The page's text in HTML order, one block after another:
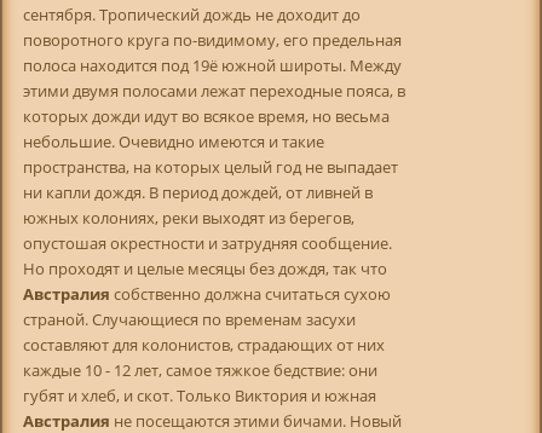
сентября. Тропический дождь не доходит до
поворотного круга по-видимому, его предельная
полоса находится под 19ё южной широты. Между
этими двумя полосами лежат переходные пояса, в
которых дожди идут во всякое время, но весьма
небольшие. Очевидно имеются и такие
пространства, на которых целый год не выпадает
ни капли дождя. В период дождей, от ливней в
южных колониях, реки выходят из берегов,
опустошая окрестности и затрудняя сообщение.
Но проходят и целые месяцы без дождя, так что
Австралия собственно должна считаться сухою
страной. Случающиеся по временам засухи
составляют для колонистов, страдающих от них
каждые 10 - 12 лет, самое тяжкое бедствие: они
губят и хлеб, и скот. Только Виктория и южная
Австралия не посещаются этими бичами. Новый